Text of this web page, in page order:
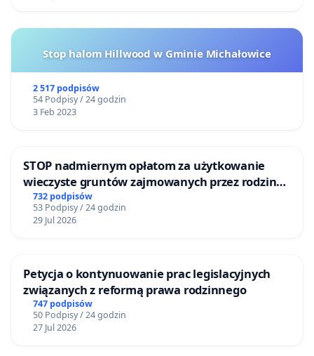
Stop halom Hillwood w Gminie Michałowice
2 517 podpisów
54 Podpisy / 24 godzin
3 Feb 2023
STOP nadmiernym opłatom za użytkowanie
wieczyste gruntów zajmowanych przez rodzinne
ogrody działkowe.
732 podpisów
53 Podpisy / 24 godzin
29 Jul 2026
Petycja o kontynuowanie prac legislacyjnych
związanych z reformą prawa rodzinnego
747 podpisów
50 Podpisy / 24 godzin
27 Jul 2026